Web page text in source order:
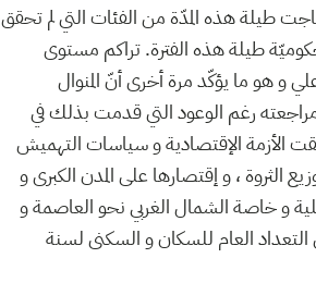
طيلة هذه المدّة من الفئات التي لم تحقق
طيلة هذه الفترة. تراكم مستوى
هو ما يؤكّد مرة أخرى أنّ المنوال
لخروج الناس للإحتجاج ذات 17 ديسمبر 2010 لم تقع مراجعته رغم الوعود التي قدمت بذلك في
الأزمة الإقتصادية و سياسات التهميش
الثروة ، و إقتصارها على المدن الكبرى و
و خاصة الشمال الغربي نحو العاصمة و
التعداد العام للسكان و السكنى لسنة